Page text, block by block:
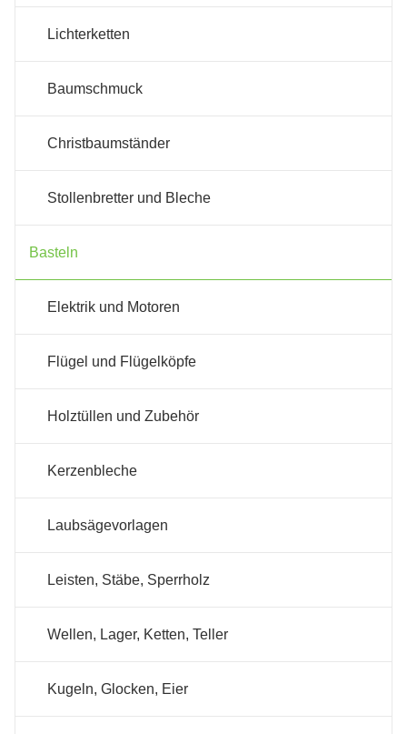
Lichterketten
Baumschmuck
Christbaumständer
Stollenbretter und Bleche
Basteln
Elektrik und Motoren
Flügel und Flügelköpfe
Holztüllen und Zubehör
Kerzenbleche
Laubsägevorlagen
Leisten, Stäbe, Sperrholz
Wellen, Lager, Ketten, Teller
Kugeln, Glocken, Eier